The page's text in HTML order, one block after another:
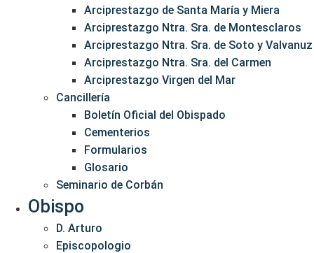
Arciprestazgo de Santa María y Miera
Arciprestazgo Ntra. Sra. de Montesclaros
Arciprestazgo Ntra. Sra. de Soto y Valvanuz
Arciprestazgo Ntra. Sra. del Carmen
Arciprestazgo Virgen del Mar
Cancillería
Boletín Oficial del Obispado
Cementerios
Formularios
Glosario
Seminario de Corbán
Obispo
D. Arturo
Episcopologio